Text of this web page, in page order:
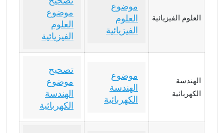
العلوم الفيزيائية
موضوع
العلوم
الفيزيائية
موضوع
العلوم
الفيزيائية
الهندسة
الكهربائية
موضوع
الهندسة
الكهربائية
تصحيح
موضوع
الهندسة
الكهربائية